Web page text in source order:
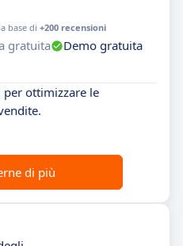
base di +200 recensioni
gratuita
Demo gratuita
per ottimizzare le
di più